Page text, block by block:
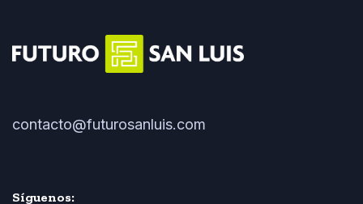
contacto@futurosanluis.com
Síguenos: